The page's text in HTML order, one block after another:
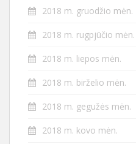
2018 m. gruodžio mėn.
2018 m. rugpjūčio mėn.
2018 m. liepos mėn.
2018 m. birželio mėn.
2018 m. gegužės mėn.
2018 m. kovo mėn.